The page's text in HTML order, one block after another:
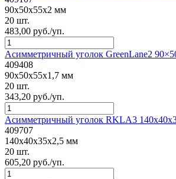
90x50x55x2 мм
20 шт.
483,00 руб./уп.
Асимметричный уголок GreenLane2
409408
90x50x55x1,7 мм
20 шт.
343,20 руб./уп.
Асимметричный уголок RKLA3
409707
140x40x35x2,5 мм
20 шт.
605,20 руб./уп.